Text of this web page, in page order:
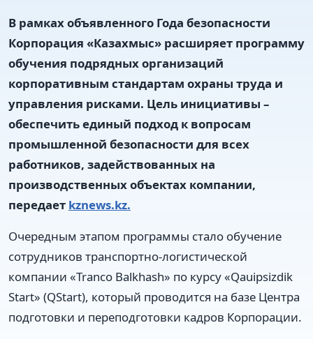
В рамках объявленного Года безопасности
Корпорация «Казахмыс» расширяет программу
обучения подрядных организаций
корпоративным стандартам охраны труда и
управления рисками. Цель инициативы –
обеспечить единый подход к вопросам
промышленной безопасности для всех
работников, задействованных на
производственных объектах компании,
передает kznews.kz.
Очередным этапом программы стало обучение
сотрудников транспортно-логистической
компании «Tranco Balkhash» по курсу «Qauipsizdik
Start» (QStart), который проводится на базе Центра
подготовки и переподготовки кадров Корпорации.